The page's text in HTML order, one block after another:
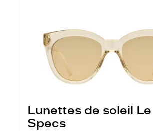
Lunettes de soleil Le
Specs